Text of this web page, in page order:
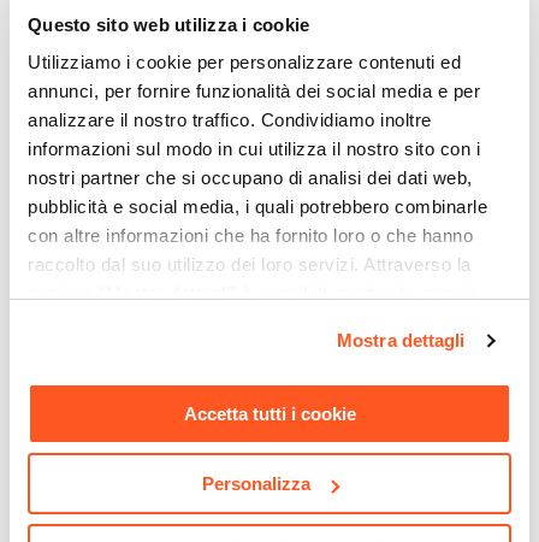
Questo sito web utilizza i cookie
Utilizziamo i cookie per personalizzare contenuti ed
annunci, per fornire funzionalità dei social media e per
analizzare il nostro traffico. Condividiamo inoltre
informazioni sul modo in cui utilizza il nostro sito con i
nostri partner che si occupano di analisi dei dati web,
pubblicità e social media, i quali potrebbero combinarle
con altre informazioni che ha fornito loro o che hanno
raccolto dal suo utilizzo dei loro servizi. Attraverso la
momento. Per maggiori informazioni si invita a leggere la
Mostra dettagli
Accetta tutti i cookie
Personalizza
garantire il miglior compromesso fra durata e
design.
Riepilogo Caratteristiche
Caratteristiche Generali
Tipologia
A terra
Tipo Di Scarico
A pavimento
Brida
Larghezza WC
Profondità WC
Altezza WC
Ti suggeriamo anche